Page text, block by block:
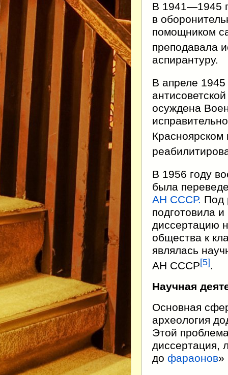
В 1941—1945
в
помощником
преподавала
аспирантуру.
В апреле
осуждена
Красноярском
В 1956 году
была
АН СССР. Под
подготовила
диссертацию
общества к
являлась
АН СССР[5] .
Научная
Основная
археология
Этой
диссертация,
до фараонов»